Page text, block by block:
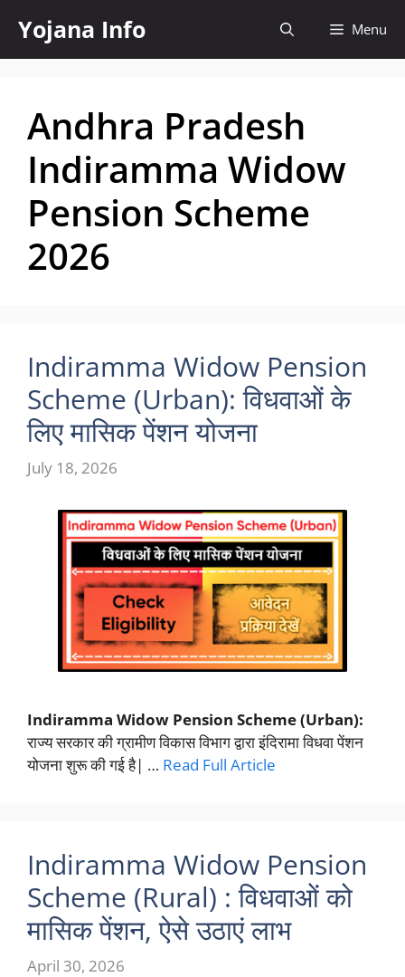
content
Yojana Info Menu
Andhra Pradesh
Indiramma Widow
Pension Scheme
2026
Indiramma Widow Pension
Scheme (Urban): विधवाओं के
लिए मासिक पेंशन योजना
July 18, 2026
Indiramma Widow Pension Scheme (Urban):
राज्य सरकार की ग्रामीण विकास विभाग द्वारा इंदिरामा विधवा पेंशन
योजना शुरू की गई है| … Read Full Article
Indiramma Widow Pension
Scheme (Rural) : विधवाओं को
मासिक पेंशन, ऐसे उठाएं लाभ
April 30, 2026